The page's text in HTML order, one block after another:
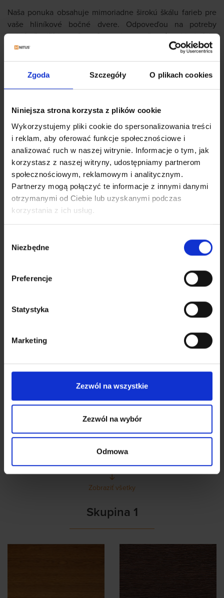
Zgoda Szczegóły O plikach cookies
Niniejsza strona korzysta z plików cookie
Wykorzystujemy pliki cookie do spersonalizowania treści
i reklam, aby oferować funkcje społecznościowe i
analizować ruch w naszej witrynie. Informacje o tym, jak
korzystasz z naszej witryny, udostępniamy partnerom
społecznościowym, reklamowym i analitycznym.
Partnerzy mogą połączyć te informacje z innymi danymi
otrzymanymi od Ciebie lub uzyskanymi podczas
korzystania z ich usług.
zgody
Niezbędne
Preferencje
Statystyka
Marketing
Zezwól na wszystkie
Zezwól na wybór
Odmowa
Naša ponuka obsahuje mimoriadne širokú škálu farieb pre
vaše hliníkové bočné dvere. Odpoveďou na potreby
najnáročnejších zákazníkov je možnosť objednávky
vonkajších dverí do garáže alebo kotolne v preferovaných
farbách, ako aj v akejkoľvek farbe z palety RAL, či tiež v
širokej škále nadčasových fólií.
Biela
RAL 9016
Hnedá
Strieborná
Antracitovo-šedá
(Wrinkle)
Antracitová
Zobraziť všetky
Skupina 1